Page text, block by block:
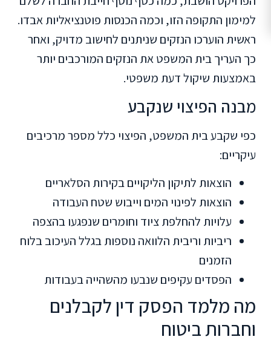
למימון התקופה הזו, וכמה הכנסות פוטנציאליות אבדו.
ראשית הוערכו הנזקים שניתנים לחישוב מדויק, ואחר
כך העריך בית המשפט את הנזקים המורכבים יותר
באמצעות שיקול דעת משפטי.
מבנה הפיצוי שנקבע
כפי שקבע בית המשפט, הפיצוי כלל מספר מרכיבים
עיקריים:
הוצאות לתיקון הליקויים בקירות הסלאריים
הוצאות לפינוי המים וייבוש שטח העבודה
עלויות להחלפת ציוד וחומרים שנפגעו בהצפה
ריביות וריבית הלוואה נוספות בגלל העיכוב בלוח
הזמנים
הפסדים עקיפים שנבעו מהשהייה בעבודות
מה מלמד הפסק דין לקבלנים
וחברות ביטוח